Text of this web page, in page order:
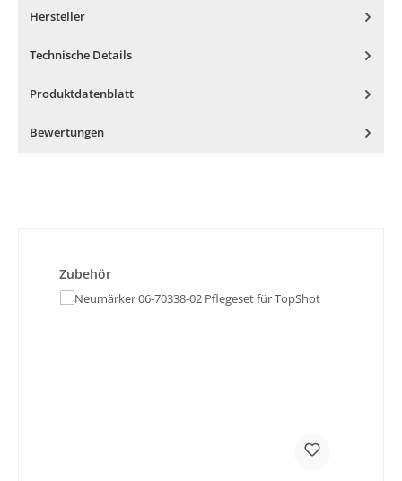
Hersteller
Technische Details
Produktdatenblatt
Bewertungen
Produktgalerie überspringen
Zubehör